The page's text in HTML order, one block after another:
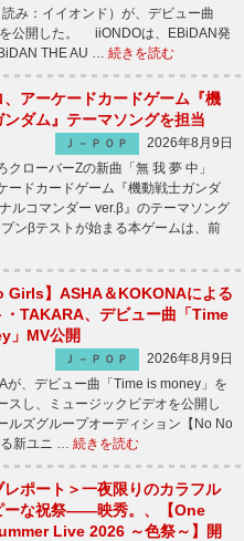
み：イイオンド）が、デビュー曲
を公開した。 iiONDOは、EBiDAN発
THE AU … 続きを読む
、アーケードカードゲーム『機
ンダム』テーマソングを担当
Ｊ－ＰＯＰ
2026年8月9日
ローバーZの新曲「無 我 夢 中」
ードカードゲーム『機動戦士ガンダ
ルコマンダー ver.β』のテーマソング
ンβテストが始まる本ゲームは、前
Girls】ASHA＆KOKONAによる
・TAKARA、デビュー曲「Time
」MV公開
Ｊ－ＰＯＰ
2026年8月9日
が、デビュー曲「Time is money」を
スし、ミュージックビデオを公開し
ズグループオーディション【No No
新ユニ … 続きを読む
レポート＞一夜限りのカラフル
ーな祝祭――映秀。、【One
Live 2026 ～色祭～】開